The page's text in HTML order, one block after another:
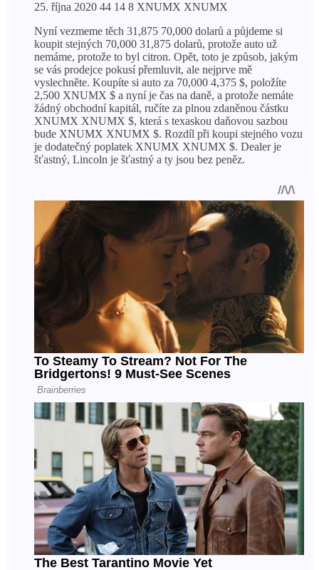
25. října 2020 44 14 8 XNUMX XNUMX
Nyní vezmeme těch 31,875 70,000 dolarů a půjdeme si
koupit stejných 70,000 31,875 dolarů, protože auto už
nemáme, protože to byl citron. Opět, toto je způsob, jakým
se vás prodejce pokusí přemluvit, ale nejprve mě
vyslechněte. Koupíte si auto za 70,000 4,375 $, položíte
2,500 XNUMX $ a nyní je čas na daně, a protože nemáte
žádný obchodní kapitál, ručíte za plnou zdaněnou částku
XNUMX XNUMX $, která s texaskou daňovou sazbou
bude XNUMX XNUMX $. Rozdíl při koupi stejného vozu
je dodatečný poplatek XNUMX XNUMX $. Dealer je
šťastný, Lincoln je šťastný a ty jsou bez peněz.